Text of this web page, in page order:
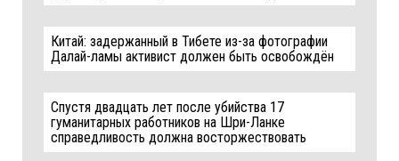
Китай: задержанный в Тибете из-за фотографии
Далай-ламы активист должен быть освобождён
Спустя двадцать лет после убийства 17
гуманитарных работников на Шри-Ланке
справедливость должна восторжествовать